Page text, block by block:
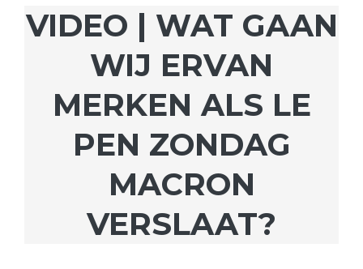
VIDEO | WAT GAAN
WIJ ERVAN
MERKEN ALS LE
PEN ZONDAG
MACRON
VERSLAAT?